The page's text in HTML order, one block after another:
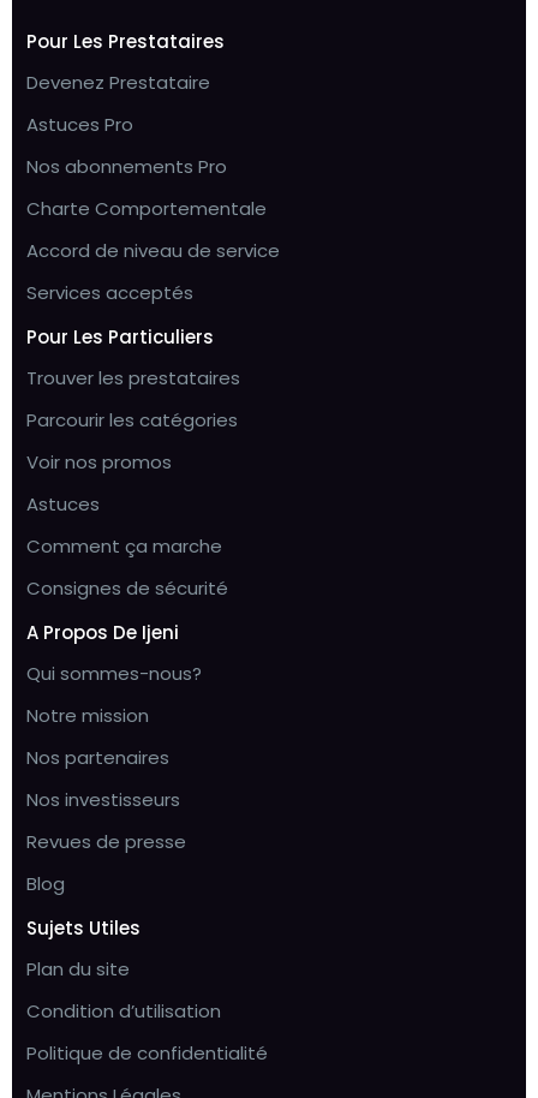
Pour Les Prestataires
Devenez Prestataire
Astuces Pro
Nos abonnements Pro
Charte Comportementale
Accord de niveau de service
Services acceptés
Pour Les Particuliers
Trouver les prestataires
Parcourir les catégories
Voir nos promos
Astuces
Comment ça marche
Consignes de sécurité
A Propos De Ijeni
Qui sommes-nous?
Notre mission
Nos partenaires
Nos investisseurs
Revues de presse
Blog
Sujets Utiles
Plan du site
Condition d’utilisation
Politique de confidentialité